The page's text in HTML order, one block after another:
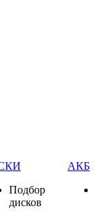
Подбор
дисков
АКБ